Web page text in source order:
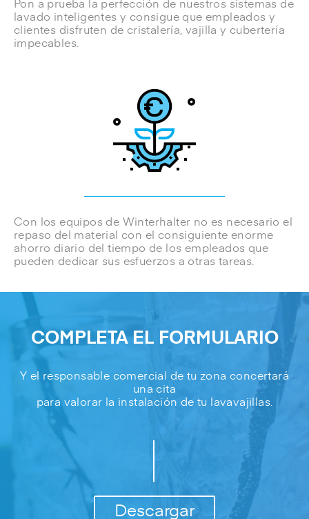
lavado inteligentes y consigue que empleados y
clientes disfruten de cristalería, vajilla y cubertería
impecables.
Con los equipos de Winterhalter no es necesario el
repaso del material con el consiguiente enorme
ahorro diario del tiempo de los empleados que
pueden dedicar sus esfuerzos a otras tareas.
COMPLETA EL FORMULARIO
Y el responsable comercial de tu zona concertará
una cita
para valorar la instalación de tu lavavajillas.
Descargar